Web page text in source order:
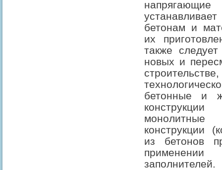
бетонам и
их
также
новых и
бетонные и
конструкции
конструкции
из бетонов
применении
заполнителей.